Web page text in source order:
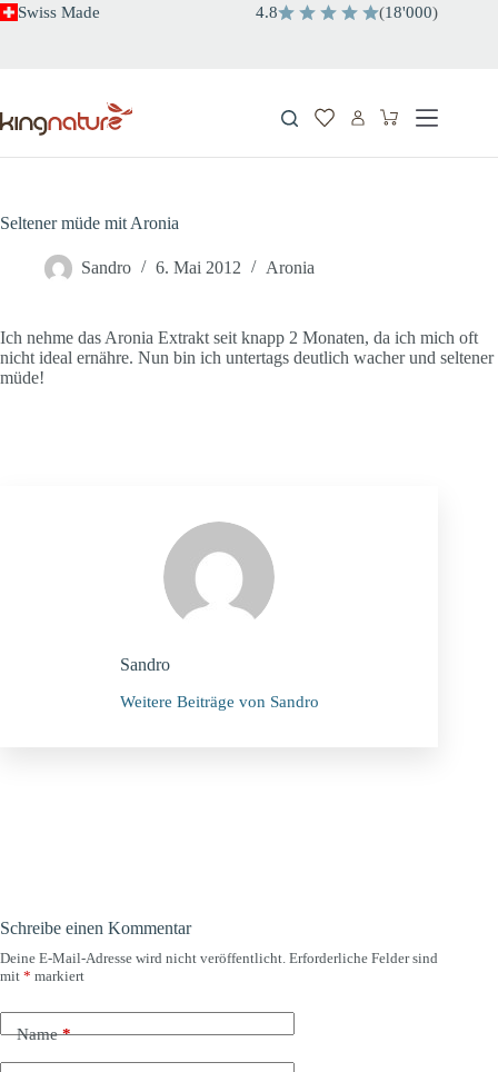
ZumSwiss Made 4.8 (18'000)
Warenkorb
Seltener müde mit Aronia
Sandro 6. Mai 2012 Aronia
Ich nehme das Aronia Extrakt seit knapp 2 Monaten, da ich mich oft
nicht ideal ernähre. Nun bin ich untertags deutlich wacher und seltener
müde!
Sandro
Weitere Beiträge von Sandro
Schreibe einen Kommentar
Deine E-Mail-Adresse wird nicht veröffentlicht. Erforderliche Felder sind
mit * markiert
Name*